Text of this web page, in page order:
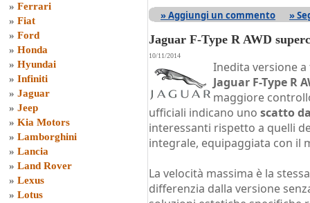
» Ferrari
» Fiat
» Ford
» Honda
» Hyundai
» Infiniti
» Jaguar
» Jeep
» Kia Motors
» Lamborghini
» Lancia
» Land Rover
» Lexus
» Lotus
» Aggiungi un commento »
Jaguar F-Type R AWD
10/11/2014
Inedita versione
Jaguar F-Type R
maggiore
ufficiali indicano uno scatto
interessanti rispetto a quelli
integrale, equipaggiata con il
La velocità massima è la
differenzia dalla versione